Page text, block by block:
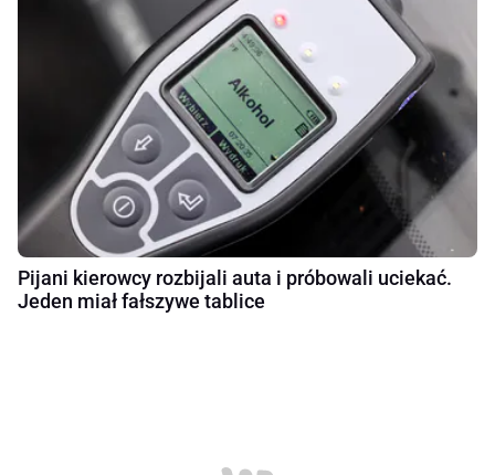
Pijani kierowcy rozbijali auta i próbowali uciekać.
Jeden miał fałszywe tablice